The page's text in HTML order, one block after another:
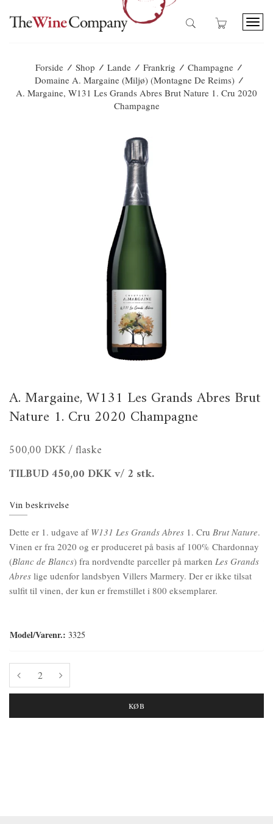
T
n
Forside / Shop / Lande / Frankrig / Champagne /
Domaine A. Margaine (Miljø) (Montagne De Reims) /
A. Margaine, W131 Les Grands Abres Brut Nature 1. Cru 2020
Champagne
A. Margaine, W131 Les Grands Abres Brut
Nature 1. Cru 2020 Champagne
500,00 DKK/ flaske
TILBUD450,00 DKKv/ 2 stk.
Vin beskrivelse
Dette er 1. udgave af W131 Les Grands Abres 1. Cru Brut Nature.
Vinen er fra 2020 og er produceret på basis af 100% Chardonnay
(Blanc de Blancs) fra nordvendte parceller på marken Les Grands
Abres lige udenfor landsbyen Villers Marmery. Der er ikke tilsat
sulfit til vinen, der kun er fremstillet i 800 eksemplarer.
Model/Varenr.: 3325
KØB